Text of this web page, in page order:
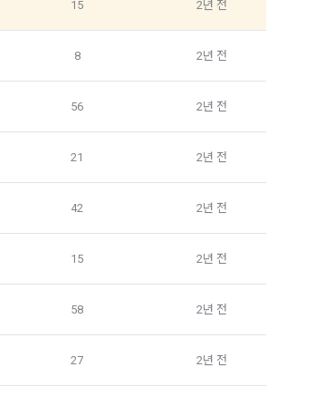
15 2년 전
8 2년 전
56 2년 전
21 2년 전
42 2년 전
15 2년 전
58 2년 전
27 2년 전